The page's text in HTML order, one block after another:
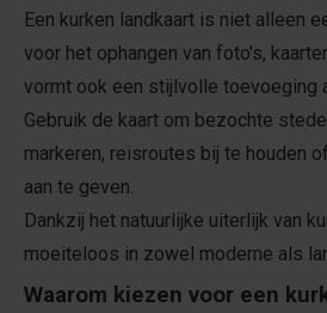
Een kurken landkaart is niet alleen
voor het ophangen van foto's,
vormt ook een stijlvolle toevoeging
Gebruik de kaart om bezochte
markeren, reisroutes bij te houden
aan te geven.
Dankzij het natuurlijke uiterlijk van
moeiteloos in zowel moderne als
Waarom kiezen voor een